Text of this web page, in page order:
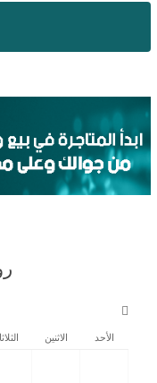
الأحد الاثنين